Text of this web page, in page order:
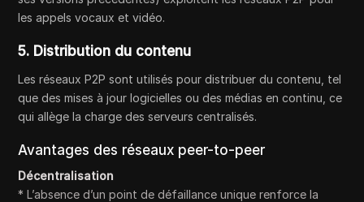
les appels vocaux et vidéo.
5. Distribution du contenu
Les réseaux P2P sont utilisés pour distribuer du contenu, tel
que des mises à jour logicielles ou des médias en continu, ce
qui allège la charge des serveurs centralisés.
Avantages des réseaux peer-to-peer
Décentralisation
* L’absence d’un point de défaillance unique renforce la